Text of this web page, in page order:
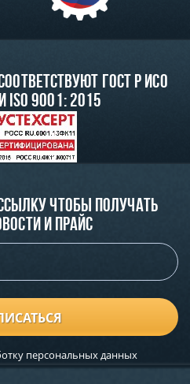
ГОСТ Р ИСО
ISO 9001: 2015
чтобы получать
и прайс
персональных данных